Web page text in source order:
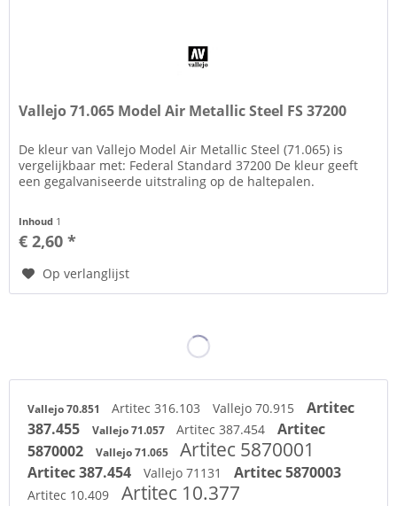
Vallejo 71.065 Model Air Metallic Steel FS 37200
De kleur van Vallejo Model Air Metallic Steel (71.065) is
vergelijkbaar met: Federal Standard 37200 De kleur geeft
een gegalvaniseerde uitstraling op de haltepalen.
Inhoud 1
€ 2,60 *
Op verlanglijst
Vallejo 70.851 Artitec 316.103 Vallejo 70.915
Artitec
387.455
Vallejo 71.057 Artitec 387.454
Artitec
5870002
Vallejo 71.065 Artitec 5870001
Artitec 387.454 Vallejo 71131 Artitec 5870003
Artitec 10.409 Artitec 10.377